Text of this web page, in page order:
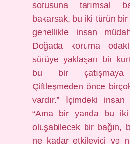
sorusuna tarımsal
bakarsak, bu iki türün
genellikle insan
Doğada koruma
sürüye yaklaşan bir
bu bir çatışmaya
Çiftleşmeden önce
vardır.” İçimdeki insan
“Ama bir yanda bu iki
oluşabilecek bir bağın,
ne kadar etkileyici ve